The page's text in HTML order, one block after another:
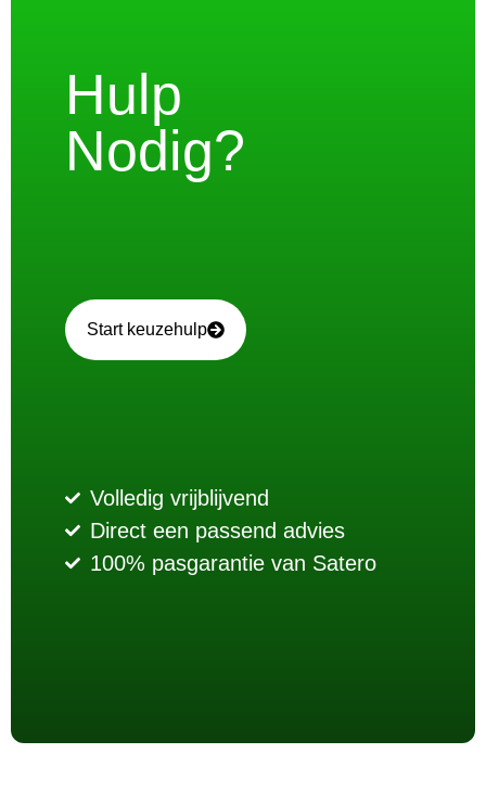
Hulp
Nodig?
Start keuzehulp
Volledig vrijblijvend
Direct een passend advies
100% pasgarantie van Satero